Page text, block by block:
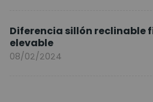
Diferencia sillón reclinable
elevable
08/02/2024